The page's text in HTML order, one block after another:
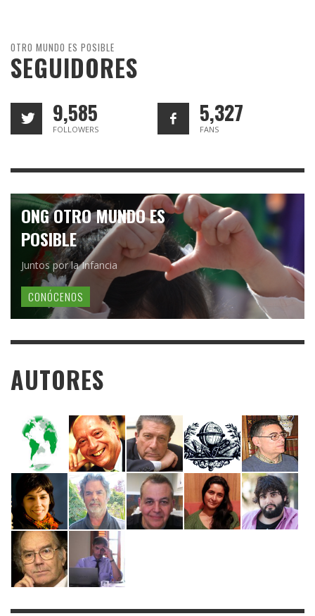
OTRO MUNDO ES POSIBLE
SEGUIDORES
9,585
FOLLOWERS
5,327
FANS
ONG OTRO MUNDO ES
POSIBLE
Juntos por la Infancia
CONÓCENOS
AUTORES